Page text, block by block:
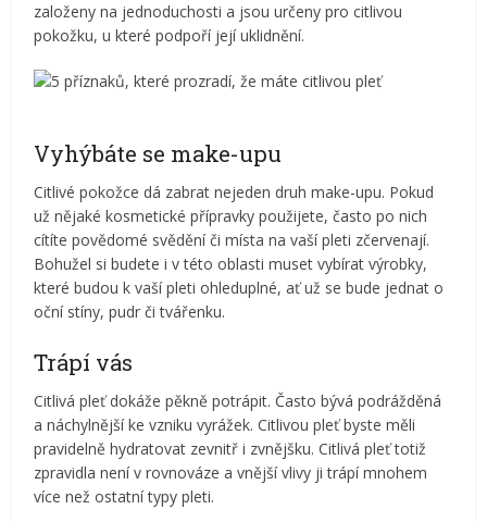
založeny na jednoduchosti a jsou určeny pro citlivou
pokožku, u které podpoří její uklidnění.
Vyhýbáte se make-upu
Citlivé pokožce dá zabrat nejeden druh make-upu. Pokud
už nějaké kosmetické přípravky použijete, často po nich
cítíte povědomé svědění či místa na vaší pleti zčervenají.
Bohužel si budete i v této oblasti muset vybírat výrobky,
které budou k vaší pleti ohleduplné, ať už se bude jednat o
oční stíny, pudr či tvářenku.
Trápí vás
Citlivá pleť dokáže pěkně potrápit. Často bývá podrážděná
a náchylnější ke vzniku vyrážek. Citlivou pleť byste měli
pravidelně hydratovat zevnitř i zvnějšku. Citlivá pleť totiž
zpravidla není v rovnováze a vnější vlivy ji trápí mnohem
více než ostatní typy pleti.